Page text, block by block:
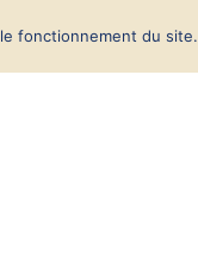
fonctionnement du site.